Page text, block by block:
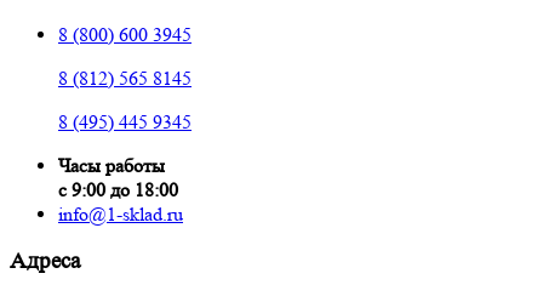
8 (800) 600 3945
8 (812) 565 8145
8 (495) 445 9345
Часы работы
с 9:00 до 18:00
info@1-sklad.ru
Адреса